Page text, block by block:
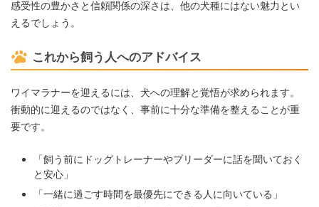
感受性の豊かさと信頼関係の深さは、他の犬種にはない魅力とい
えるでしょう。
これから飼う人へのアドバイス
ワイマラナーを迎えるには、犬への理解と覚悟が求められます。
衝動的に迎えるのではなく、事前に十分な準備を整えることが重
要です。
「飼う前にドッグトレーナーやブリーダーに話を聞いておく
と安心」
「一緒に過ごす時間を最優先にできる人に向いている」